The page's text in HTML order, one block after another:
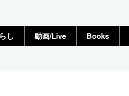
し 動画/Live Books